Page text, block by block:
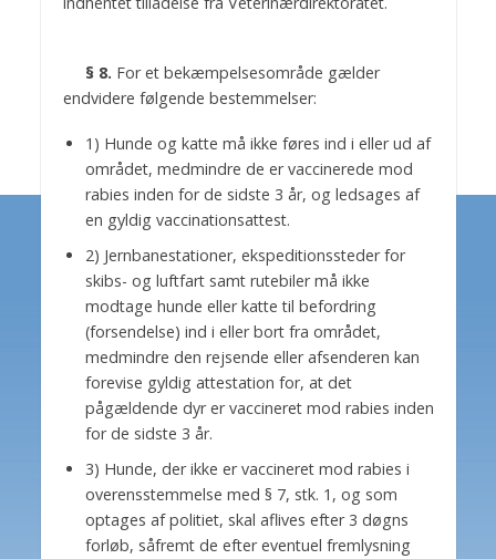
§ 8. For et bekæmpelsesområde gælder
endvidere følgende bestemmelser:
1) Hunde og katte må ikke føres ind i eller ud af
området, medmindre de er vaccinerede mod
rabies inden for de sidste 3 år, og ledsages af
en gyldig vaccinationsattest.
2) Jernbanestationer, ekspeditionssteder for
skibs- og luftfart samt rutebiler må ikke
modtage hunde eller katte til befordring
(forsendelse) ind i eller bort fra området,
medmindre den rejsende eller afsenderen kan
forevise gyldig attestation for, at det
pågældende dyr er vaccineret mod rabies inden
for de sidste 3 år.
3) Hunde, der ikke er vaccineret mod rabies i
overensstemmelse med § 7, stk. 1, og som
optages af politiet, skal aflives efter 3 døgns
forløb, såfremt de efter eventuel fremlysning